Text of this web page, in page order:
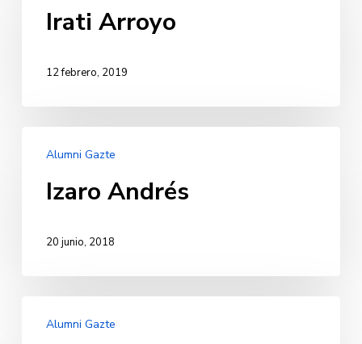
Irati Arroyo
12 febrero, 2019
Andrés
Alumni Gazte
Izaro Andrés
20 junio, 2018
Motrico
Alumni Gazte